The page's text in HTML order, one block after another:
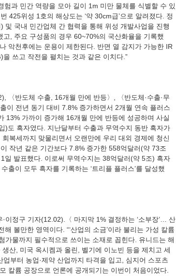
과 민간 역량을 모아 길이 1m 미만 물체를 식별할 수 있
425위성 1호의 해상도는 ‘약 30cm급’으로 알려졌다. 정
국내 민간업체 간 협력을 통해 위성 개발사업을 진행
, 주요 구성품의 경우 60~70%의 국산화율을 기록했
악천후에는 운용이 제한된다. 반면 열 감지가 가능한 IR
이 전년 동기 대비 7.8% 증가하면서 2개월 연속 플러스
13% 가까이 증가해 16개월 만에 반등에 성공하며 사실
)도 흑자였다. 지난달부터 수출과 무역수지 동반 흑자가
복세까지 맞물리면서 오랜만에 우리 대외 경제에 청신
작년 같은 기간보다 7.8% 증가한 558억달러(약 73조
발표했다. 이로써 무역수지는 38억달러(약 5조) 흑자
출이 모두 흑자를 기록하는 ‘트리플 플러스’를 달성했
볼만한 영역이다. “‘산업의 소금’이라 불리는 가성 칼륨
물까지 필수적으로 쓰이는 소재로 꼽힌다. 유니드는 해
산, 미국 옥시켐과 올린, 벨기에 이노빈 등을 제치고 세
부터 농업·제약 산업까지 타격을 입고, 심지어 스포츠
칼륨 공장으로 언론에 공개되기는 이번이 처음이었다.